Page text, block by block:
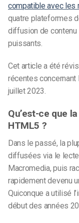
compatible avec les
quatre plateformes
diffusion de contenu
puissants.
Cet article a été
récentes
juillet 2023.
Qu’est-ce que
HTML5 ?
Dans le passé, la
diffusées via le
Macromedia, puis
rapidement devenu
Quiconque a utilisé
début des années